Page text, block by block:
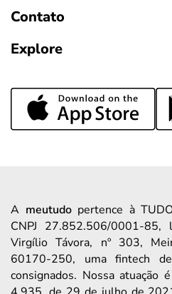
Contato
Explore
A meutudopertence à
CNPJ 27.852.506/0001-85,
Virgílio Távora, nº 303,
60170-250, uma fintech
consignados. Nossa atuação